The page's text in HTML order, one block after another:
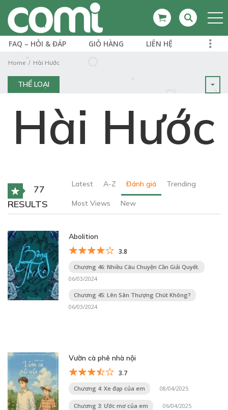
FAQ – HỎI & ĐÁP GIỎ HÀNG LIÊN HỆ
Home Hài Hước
THỂ LOẠI
Hài Hước
77
RESULTS
Latest A-Z Đánh giá Trending
Most Views New
Abolition
3.8
Chương 46: Nhiều Câu Chuyện Cần Giải Quyết.
06/03/2024
Chương 45: Lên Sân Thượng Chút Không?
06/03/2024
Vườn cà phê nhà nội
3.7
Chương 4: Xe đạp của em 08/04/2025
Chương 3: Ước mơ của em 06/04/2025